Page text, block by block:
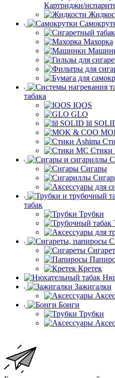
Картриджи/
Махорка
табака
IQOS
GLO
lil
Стики
Сигары
табак
Трубки
Кретек
Зажигалки
Бонги
Трубки